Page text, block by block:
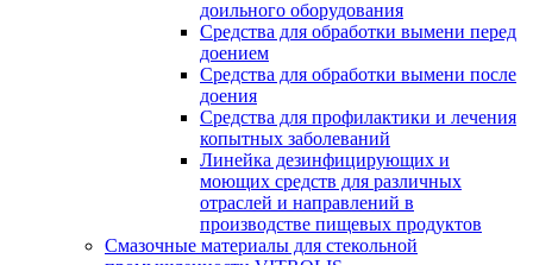
доильного оборудования
Средства для обработки вымени перед
доением
Средства для обработки вымени после
доения
Средства для профилактики и лечения
копытных заболеваний
Линейка дезинфицирующих и
моющих средств для различных
отраслей и направлений в
производстве пищевых продуктов
Смазочные материалы для стекольной